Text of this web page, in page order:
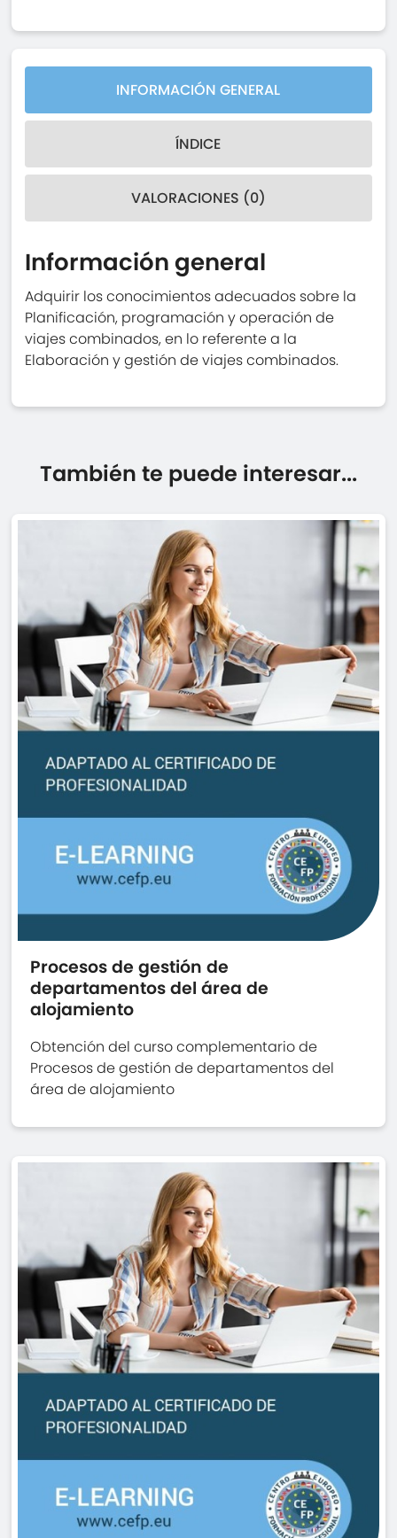
INFORMACIÓN GENERAL
ÍNDICE
VALORACIONES (0)
Información general
Adquirir los conocimientos adecuados sobre la
Planificación, programación y operación de
viajes combinados, en lo referente a la
Elaboración y gestión de viajes combinados.
También te puede interesar...
Procesos de gestión de
departamentos del área de
alojamiento
Obtención del curso complementario de
Procesos de gestión de departamentos del
área de alojamiento